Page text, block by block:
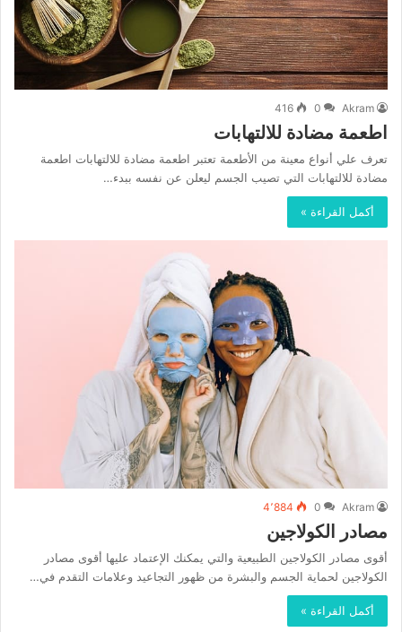
Akram
0
416
اطعمة مضادة للالتهابات
تعرف علي أنواع معينة من الأطعمة تعتبر اطعمة مضادة للالتهابات اطعمة
مضادة للالتهابات التي تصيب الجسم ليعلن عن نفسه ببدء…
أكمل القراءة »
Akram
0 4٬884
مصادر الكولاجين
أقوى مصادر الكولاجين الطبيعية والتي يمكنك الإعتماد عليها أقوى مصادر
الكولاجين لحماية الجسم والبشرة من ظهور التجاعيد وعلامات التقدم في…
أكمل القراءة »